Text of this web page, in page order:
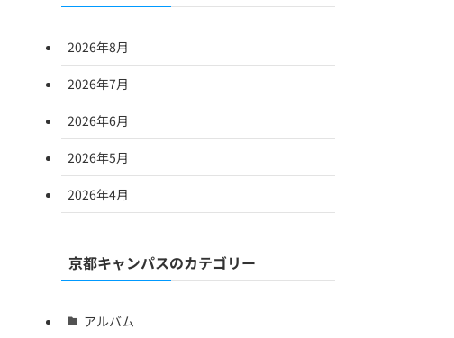
2026年8月
2026年7月
2026年6月
2026年5月
2026年4月
京都キャンパスのカテゴリー
アルバム